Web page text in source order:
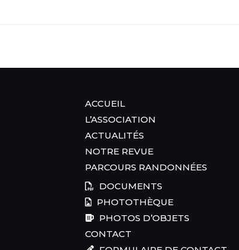
ACCUEIL
L’ASSOCIATION
ACTUALITÉS
NOTRE REVUE
PARCOURS RANDONNÉES
DOCUMENTS
PHOTOTHÈQUE
PHOTOS D’OBJETS
CONTACT